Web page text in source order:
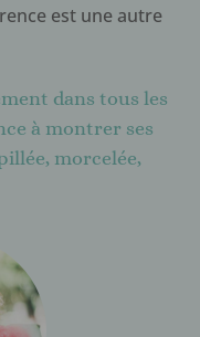
est une autre
dans tous les
à montrer ses
morcelée,